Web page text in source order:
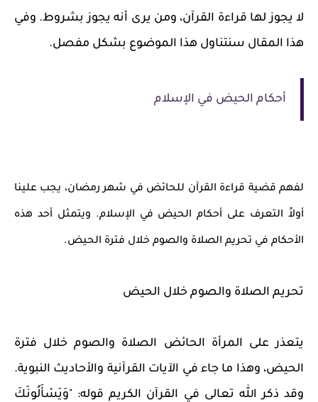
لا يجوز لها قراءة القرآن، ومن يرى أنه يجوز بشروط. وفي
هذا المقال سنتناول هذا الموضوع بشكل مفصل.
أحكام الحيض في الإسلام
لفهم قضية قراءة القرآن للحائض في شهر رمضان، يجب علينا
أولاً التعرف على أحكام الحيض في الإسلام. ويتمثل أحد هذه
الأحكام في تحريم الصلاة والصوم خلال فترة الحيض.
تحريم الصلاة والصوم خلال الحيض
يتعذر على المرأة الحائض الصلاة والصوم خلال فترة
الحيض، وهذا ما جاء في الآيات القرآنية والأحاديث النبوية.
وقد ذكر الله تعالى في القرآن الكريم قوله: "وَيَسْأَلُونَكَ